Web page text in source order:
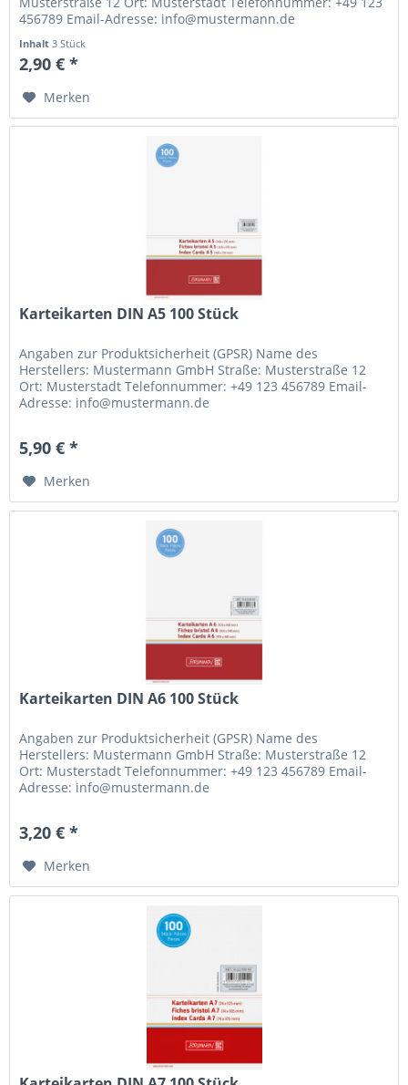
456789 Email-Adresse: info@mustermann.de
Inhalt 3 Stück
2,90 € *
Merken
Karteikarten DIN A5 100 Stück
Angaben zur Produktsicherheit (GPSR) Name des
Herstellers: Mustermann GmbH Straße: Musterstraße 12
Ort: Musterstadt Telefonnummer: +49 123 456789 Email-
Adresse: info@mustermann.de
5,90 € *
Merken
Karteikarten DIN A6 100 Stück
Angaben zur Produktsicherheit (GPSR) Name des
Herstellers: Mustermann GmbH Straße: Musterstraße 12
Ort: Musterstadt Telefonnummer: +49 123 456789 Email-
Adresse: info@mustermann.de
3,20 € *
Merken